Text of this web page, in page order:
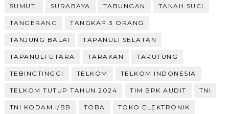
SUMUT. SURABAYA TABUNGAN TANAH SUCI
TANGERANG TANGKAP 3 ORANG
TANJUNG BALAI TAPANULI SELATAN
TAPANULI UTARA TARAKAN TARUTUNG
TEBINGTINGGI TELKOM TELKOM INDONESIA
TELKOM TUTUP TAHUN 2024 TIM BPK AUDIT TNI
TNI KODAM I/BB TOBA TOKO ELEKTRONIK